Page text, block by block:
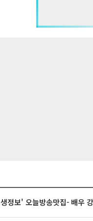
정보' 오늘방송맛집- 배우